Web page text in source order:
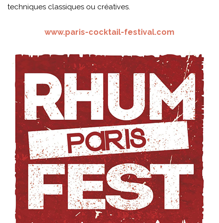
techniques classiques ou créatives.
www.paris-cocktail-festival.com